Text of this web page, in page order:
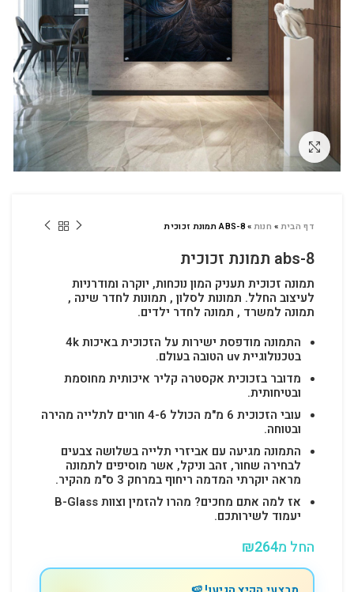
לחץ להגדלה
דף הבית» חנות»ABS-8 תמונת זכוכית
abs-8 תמונת זכוכית
תמונה זכוכית תעניק המון נוכחות, יוקרה ומודרניות
לעיצוב החלל. תמונות לסלון , תמונות לחדר שינה ,
תמונה למשרד , תמונה לחדר ילדים.
התמונה מודפסת ישירות על הזכוכית באיכות 4k
בטכנולוגיית uv הטובה בעולם.
מדובר בזכוכית אקסטרה קליר איכותית מחוסמת
ובטיחותית.
עובי הזכוכית 6 מ"מ הכולל 4-6 חורים לתלייה מהירה
ובטוחה.
התמונה מגיעה עם אביזרי תלייה בשלושה צבעים
לבחירה שחור, זהב וניקל, אשר מוסיפים לתמונה
מראה יוקרתי המדמה ריחוף במרחק 3 ס"מ מהקיר.
אז למה אתם מחכים? מהרו להזמין וצוות B-Glass
יעמוד לשירותכם.
החל מ ₪264